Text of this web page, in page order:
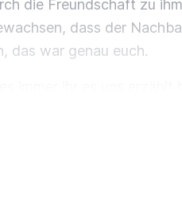
die Freundschaft zu
dass der
das war genau euch.
sind wir nach Mauerbach